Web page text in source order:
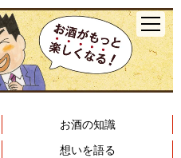
お酒の知識
想いを語る